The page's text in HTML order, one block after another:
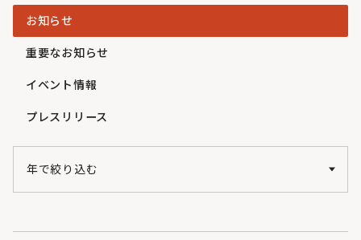
お知らせ
重要なお知らせ
イベント情報
プレスリリース